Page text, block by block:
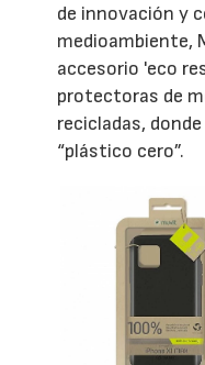
de innovación y
medioambiente,
accesorio 'eco
protectoras de
recicladas,
“plástico cero”.